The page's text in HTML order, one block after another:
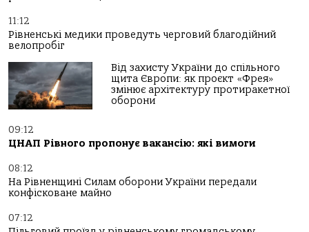
11:12
Рівненські медики проведуть черговий благодійний
велопробіг
Від захисту України до спільного
щита Європи: як проєкт «Фрея»
змінює архітектуру протиракетної
оборони
09:12
ЦНАП Рівного пропонує вакансію: які вимоги
08:12
На Рівненщині Силам оборони України передали
конфісковане майно
07:12